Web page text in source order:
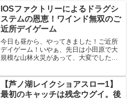
IOSファクトリーによるドラグシ
ステムの恩恵！ワインド無双のご
近所デイゲーム
今日も昼から、やってきました！ご近所
デイゲーム！いやぁ、先日は小田原で大
規模な山林火災があって、大変でしたよ
動。一面枯れ草、そのうえ強風だったこ
ともあり、一気に燃...
【芦ノ湖レイクショアスロー1】
最初のキャッチは残念ウグイ。後